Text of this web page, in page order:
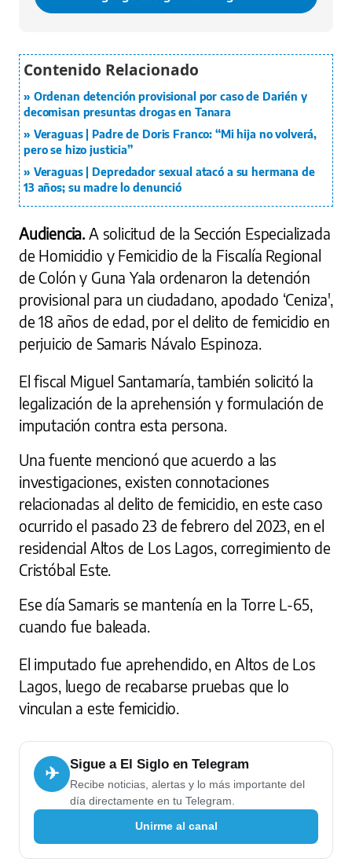
Ordenan detención provisional por caso de Darién y
decomisan presuntas drogas en Tanara
Veraguas | Padre de Doris Franco: “Mi hija no volverá,
pero se hizo justicia”
Veraguas | Depredador sexual atacó a su hermana de
13 años; su madre lo denunció
Audiencia. A solicitud de la Sección Especializada
de Homicidio y Femicidio de la Fiscalía Regional
de Colón y Guna Yala ordenaron la detención
provisional para un ciudadano, apodado ‘Ceniza',
de 18 años de edad, por el delito de femicidio en
perjuicio de Samaris Návalo Espinoza.
El fiscal Miguel Santamaría, también solicitó la
legalización de la aprehensión y formulación de
imputación contra esta persona.
Una fuente mencionó que acuerdo a las
investigaciones, existen connotaciones
relacionadas al delito de femicidio, en este caso
ocurrido el pasado 23 de febrero del 2023, en el
residencial Altos de Los Lagos, corregimiento de
Cristóbal Este.
Ese día Samaris se mantenía en la Torre L-65,
cuando fue baleada.
El imputado fue aprehendido, en Altos de Los
Lagos, luego de recabarse pruebas que lo
vinculan a este femicidio.
✈ Sigue a El Siglo en Telegram
Recibe noticias, alertas y lo más importante del
día directamente en tu Telegram.
Unirme al canal